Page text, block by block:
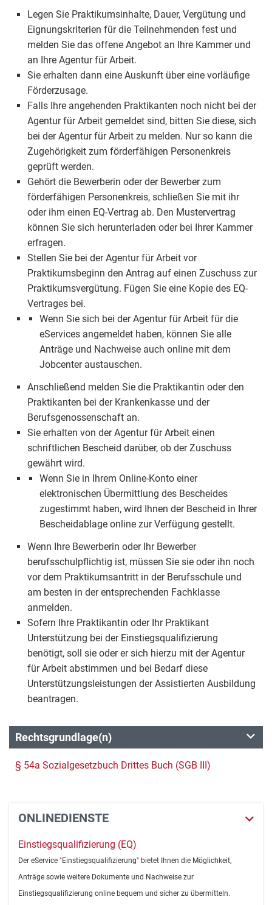
Legen Sie Praktikumsinhalte, Dauer, Vergütung und
Eignungskriterien für die Teilnehmenden fest und
melden Sie das offene Angebot an Ihre Kammer und
an Ihre Agentur für Arbeit.
Sie erhalten dann eine Auskunft über eine vorläufige
Förderzusage.
Falls Ihre angehenden Praktikanten noch nicht bei der
Agentur für Arbeit gemeldet sind, bitten Sie diese, sich
bei der Agentur für Arbeit zu melden. Nur so kann die
Zugehörigkeit zum förderfähigen Personenkreis
geprüft werden.
Gehört die Bewerberin oder der Bewerber zum
förderfähigen Personenkreis, schließen Sie mit ihr
oder ihm einen EQ-Vertrag ab. Den Mustervertrag
können Sie sich herunterladen oder bei Ihrer Kammer
erfragen.
Stellen Sie bei der Agentur für Arbeit vor
Praktikumsbeginn den Antrag auf einen Zuschuss zur
Praktikumsvergütung. Fügen Sie eine Kopie des EQ-
Vertrages bei.
Wenn Sie sich bei der Agentur für Arbeit für die
eServices angemeldet haben, können Sie alle
Anträge und Nachweise auch online mit dem
Jobcenter austauschen.
Anschließend melden Sie die Praktikantin oder den
Praktikanten bei der Krankenkasse und der
Berufsgenossenschaft an.
Sie erhalten von der Agentur für Arbeit einen
schriftlichen Bescheid darüber, ob der Zuschuss
gewährt wird.
Wenn Sie in Ihrem Online-Konto einer
elektronischen Übermittlung des Bescheides
zugestimmt haben, wird Ihnen der Bescheid in Ihrer
Bescheidablage online zur Verfügung gestellt.
Wenn Ihre Bewerberin oder Ihr Bewerber
berufsschulpflichtig ist, müssen Sie sie oder ihn noch
vor dem Praktikumsantritt in der Berufsschule und
am besten in der entsprechenden Fachklasse
anmelden.
Sofern Ihre Praktikantin oder Ihr Praktikant
Unterstützung bei der Einstiegsqualifizierung
benötigt, soll sie oder er sich hierzu mit der Agentur
für Arbeit abstimmen und bei Bedarf diese
Unterstützungsleistungen der Assistierten Ausbildung
beantragen.
Rechtsgrundlage(n)
§ 54a Sozialgesetzbuch Drittes Buch (SGB III)
ONLINEDIENSTE
Einstiegsqualifizierung (EQ)
Der eService "Einstiegsqualifizierung" bietet Ihnen die Möglichkeit,
Anträge sowie weitere Dokumente und Nachweise zur
Einstiegsqualifizierung online bequem und sicher zu übermitteln.